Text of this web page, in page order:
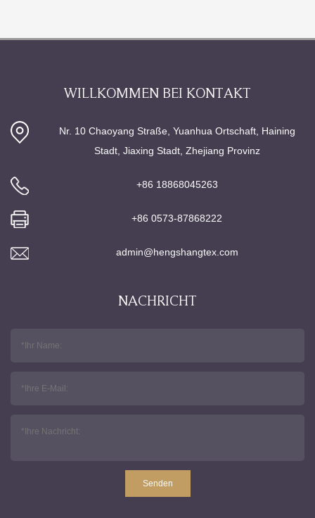
WILLKOMMEN BEI KONTAKT
Nr. 10 Chaoyang Straße, Yuanhua Ortschaft, Haining
Stadt, Jiaxing Stadt, Zhejiang Provinz
+86 18868045263
+86 0573-87868222
admin@hengshangtex.com
NACHRICHT
Senden